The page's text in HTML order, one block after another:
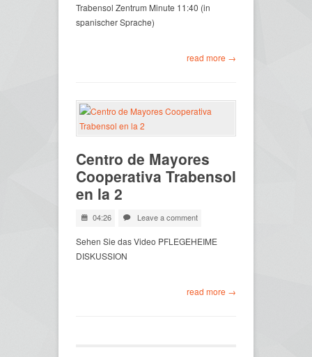
Trabensol Zentrum Minute 11:40 (in
spanischer Sprache)
read more →
Centro de Mayores
Cooperativa Trabensol
en la 2
04:26 Leave a comment
Sehen Sie das Video PFLEGEHEIME
DISKUSSION
read more →